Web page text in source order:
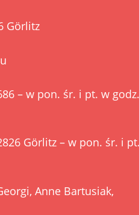
Görlitz
– w pon. śr. i pt. w godz.
Görlitz – w pon. śr. i
Anne Bartusiak,